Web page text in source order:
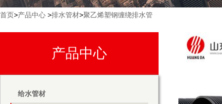
首页>产品中心 >排水管材>聚乙烯塑钢缠绕排水管
产品中心
给水管材